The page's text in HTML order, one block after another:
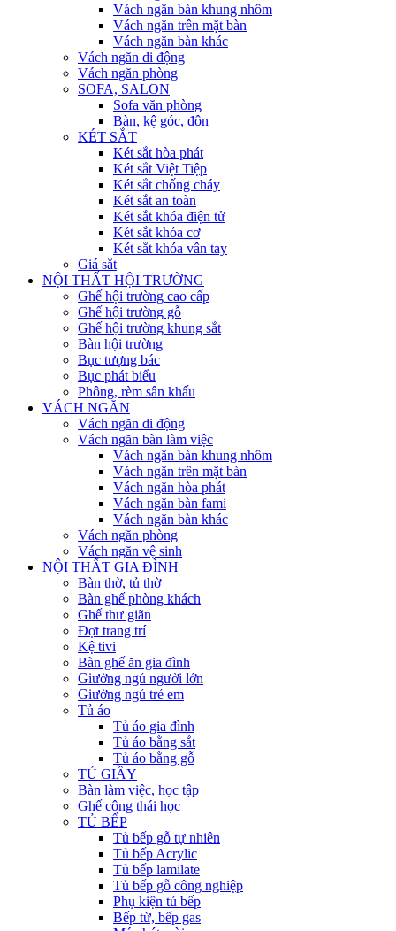
Vách ngăn bàn khung nhôm
Vách ngăn trên mặt bàn
Vách ngăn bàn khác
Vách ngăn di động
Vách ngăn phòng
SOFA, SALON
Sofa văn phòng
Bàn, kệ góc, đôn
KÉT SẮT
Két sắt hòa phát
Két sắt Việt Tiệp
Két sắt chống cháy
Két sắt an toàn
Két sắt khóa điện tử
Két sắt khóa cơ
Két sắt khóa vân tay
Giá sắt
NỘI THẤT HỘI TRƯỜNG
Ghế hội trường cao cấp
Ghế hội trường gỗ
Ghế hội trường khung sắt
Bàn hội trường
Bục tượng bác
Bục phát biểu
Phông, rèm sân khấu
VÁCH NGĂN
Vách ngăn di động
Vách ngăn bàn làm việc
Vách ngăn bàn khung nhôm
Vách ngăn trên mặt bàn
Vách ngăn hòa phát
Vách ngăn bàn fami
Vách ngăn bàn khác
Vách ngăn phòng
Vách ngăn vệ sinh
NỘI THẤT GIA ĐÌNH
Bàn thờ, tủ thờ
Bàn ghế phòng khách
Ghế thư giãn
Đợt trang trí
Kệ tivi
Bàn ghế ăn gia đình
Giường ngủ người lớn
Giường ngủ trẻ em
Tủ áo
Tủ áo gia đình
Tủ áo bằng sắt
Tủ áo bằng gỗ
TỦ GIẦY
Bàn làm việc, học tập
Ghế công thái học
TỦ BẾP
Tủ bếp gỗ tự nhiên
Tủ bếp Acrylic
Tủ bếp lamilate
Tủ bếp gỗ công nghiệp
Phụ kiện tủ bếp
Bếp từ, bếp gas